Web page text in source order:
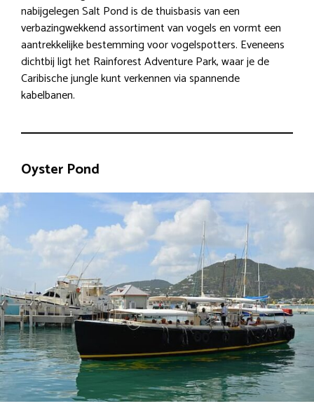
nabijgelegen Salt Pond is de thuisbasis van een
verbazingwekkend assortiment van vogels en vormt een
aantrekkelijke bestemming voor vogelspotters. Eveneens
dichtbij ligt het Rainforest Adventure Park, waar je de
Caribische jungle kunt verkennen via spannende
kabelbanen.
Oyster Pond